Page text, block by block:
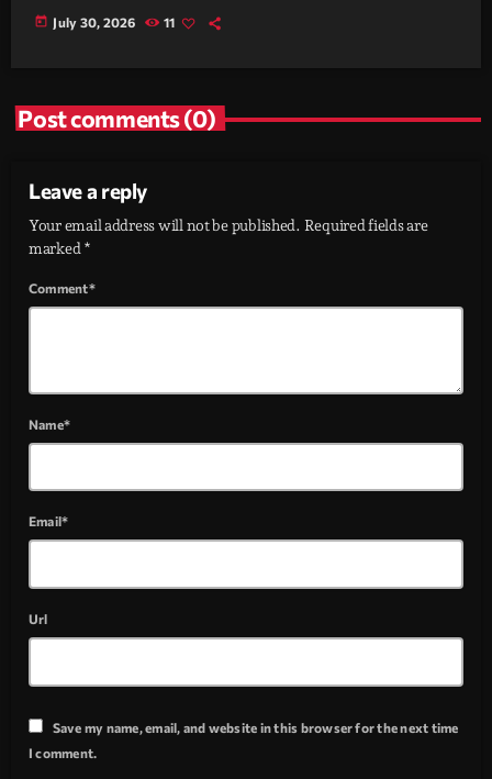
today July 30, 2026 11
Post comments (0)
Leave a reply
Your email address will not be published. Required fields are
marked *
Comment*
Name*
Email*
Url
Save my name, email, and website in this browser for the next time
I comment.